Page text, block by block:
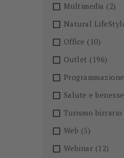
Multimedia (2)
Office (10)
Outlet (196)
Programmazione
Turismo birrario
Web (5)
Webinar (12)